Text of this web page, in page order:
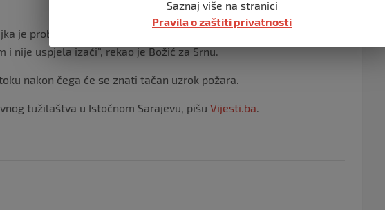
je probudila muža koji je iznio dvoje djece, svekrvu, svekra, ali je
nije uspjela izaći”, rekao je Božić za Srnu.
nakon čega će se znati tačan uzrok požara.
tužilaštva u Istočnom Sarajevu, pišu Vijesti.ba.
Saznaj više na stranici
Pravila o zaštiti privatnosti